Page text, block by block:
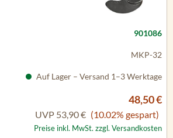
901086
MKP-32
Auf Lager – Versand 1–3 Werktage
48,50 €
UVP 53,90 € (10.02% gespart)
Preise inkl. MwSt. zzgl. Versandkosten